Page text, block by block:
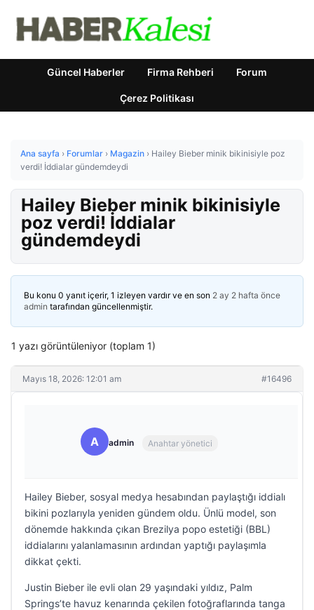
Güncel Haberler Firma Rehberi Forum
Çerez Politikası
Ana sayfa › Forumlar › Magazin › Hailey Bieber minik bikinisiyle poz
verdi! İddialar gündemdeydi
Hailey Bieber minik bikinisiyle
poz verdi! İddialar
gündemdeydi
Bu konu 0 yanıt içerir, 1 izleyen vardır ve en son 2 ay 2 hafta önce
admin tarafından güncellenmiştir.
1 yazı görüntüleniyor (toplam 1)
Mayıs 18, 2026: 12:01 am #16496
A admin Anahtar yönetici
Hailey Bieber, sosyal medya hesabından paylaştığı iddialı
bikini pozlarıyla yeniden gündem oldu. Ünlü model, son
dönemde hakkında çıkan Brezilya popo estetiği (BBL)
iddialarını yalanlamasının ardından yaptığı paylaşımla
dikkat çekti.
Justin Bieber ile evli olan 29 yaşındaki yıldız, Palm
Springs’te havuz kenarında çekilen fotoğraflarında tanga